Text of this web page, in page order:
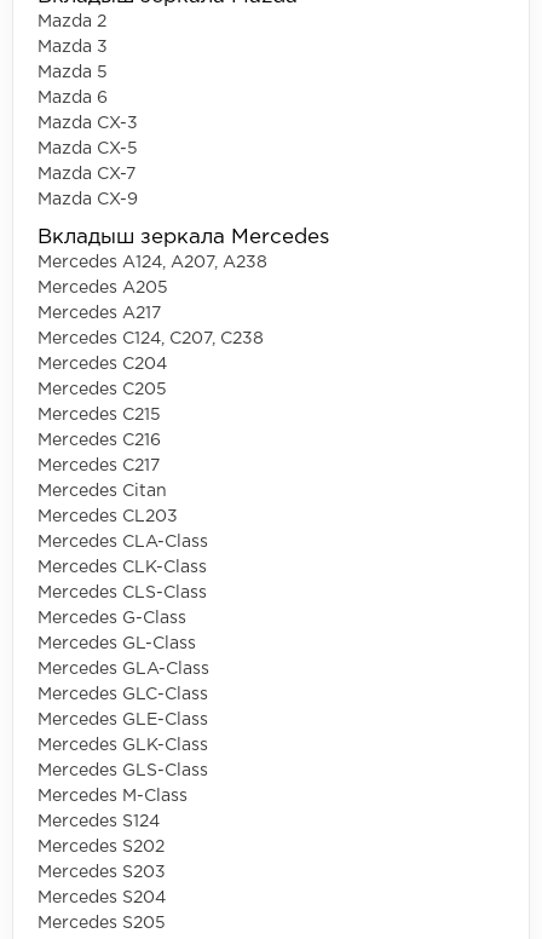
Mazda 2
Mazda 3
Mazda 5
Mazda 6
Mazda CX-3
Mazda CX-5
Mazda CX-7
Mazda CX-9
Вкладыш зеркала Mercedes
Mercedes A124, A207, A238
Mercedes A205
Mercedes A217
Mercedes C124, C207, C238
Mercedes C204
Mercedes C205
Mercedes C215
Mercedes C216
Mercedes C217
Mercedes Citan
Mercedes CL203
Mercedes CLA-Class
Mercedes CLK-Class
Mercedes CLS-Class
Mercedes G-Class
Mercedes GL-Class
Mercedes GLA-Class
Mercedes GLC-Class
Mercedes GLE-Class
Mercedes GLK-Class
Mercedes GLS-Class
Mercedes M-Class
Mercedes S124
Mercedes S202
Mercedes S203
Mercedes S204
Mercedes S205